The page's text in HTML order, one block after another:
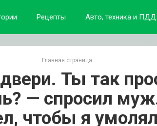
Рецепты Авто, техника и ПДД
Главная страница
Ты так
— спросил
чтобы я